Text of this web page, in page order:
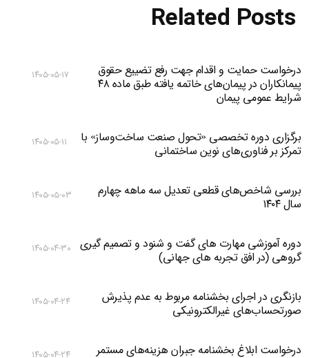
Related Posts
درخواست حمایت و اقدام جهت رفع تضییع حقوق
پیمانکاران در پیمان‌های خاتمه یافته طبق ماده ۴۸
شرایط عمومی پیمان
۱۴۰۵-۰۵-۱۷
برگزاری دوره تخصصی «تحول صنعت ساخت‌وساز» با
تمرکز بر فناوری‌های نوین ساختمانی
۱۴۰۵-۰۵-۱۱
بررسی شاخص‌های قطعی تعدیل سه ماهه چهارم
سال ۱۴۰۴
۱۴۰۵-۰۵-۰۳
دوره آموزشی مهارت های گفت و شنود و تصمیم گیری
گروهی (در افق تجربه های جهانی)
۱۴۰۵-۰۴-۳۰
بازنگری در اجرای بخشنامه مربوط به عدم پذیرش
صورتحساب‌های غیرالکترونیکی
۱۴۰۵-۰۴-۲۴
درخواست ابلاغ بخشنامه جبران هزینه‌های مستمر
۱۴۰۵-۰۴-۲۴